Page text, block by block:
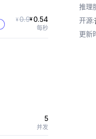
¥0.9¥ 0.54
每秒
5
并发
推理
开源:
更新